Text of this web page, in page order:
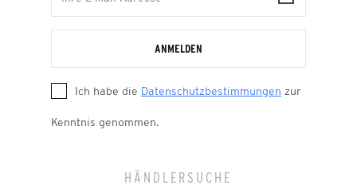
ANMELDEN
Ich habe die Datenschutzbestimmungen zur
Kenntnis genommen.
HÄNDLERSUCHE